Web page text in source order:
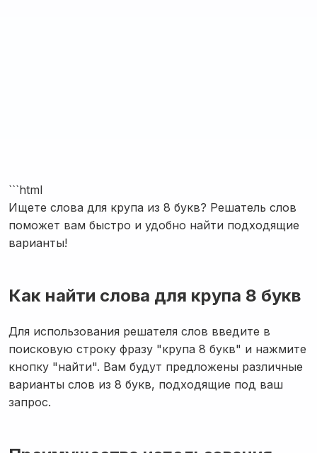
```html
Ищете слова для крупа из 8 букв? Решатель слов
поможет вам быстро и удобно найти подходящие
варианты!
Как найти слова для крупа 8 букв
Для использования решателя слов введите в
поисковую строку фразу "крупа 8 букв" и нажмите
кнопку "найти". Вам будут предложены различные
варианты слов из 8 букв, подходящие под ваш
запрос.